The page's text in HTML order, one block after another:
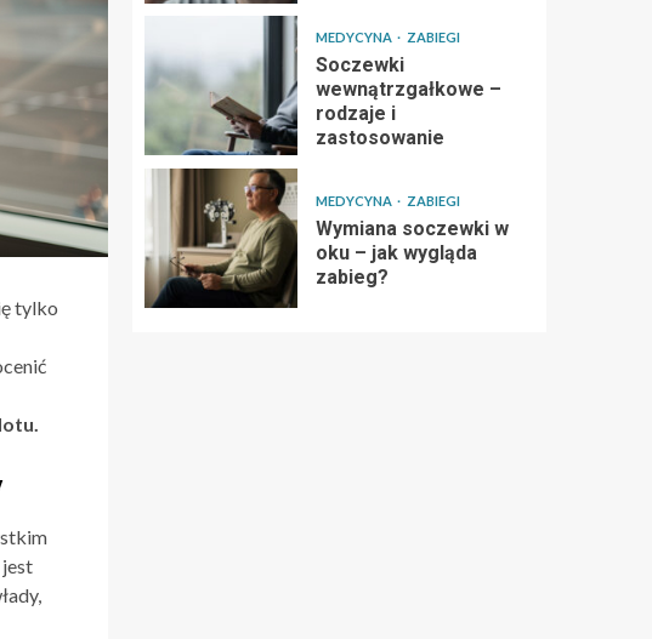
tylko
jest
MEDYCYNA ZABIEGI
Soczewki
wewnątrzgałkowe –
rodzaje i
zastosowanie
MEDYCYNA ZABIEGI
Wymiana soczewki w
oku – jak wygląda
zabieg?